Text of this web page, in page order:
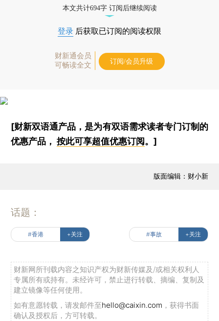
本文共计694字 订阅后继续阅读
登录 后获取已订阅的阅读权限
财新通会员
可畅读全文
订阅/会员升级
[财新双语通产品，是为有双语需求读者专门订制的
优惠产品，按此可享超值优惠订阅 。]
版面编辑：财小新
话题：
#香港 +关注 #事故 +关注
财新网所刊载内容之知识产权为财新传媒及/或相关权利人
专属所有或持有。未经许可，禁止进行转载、摘编、复制及
建立镜像等任何使用。
如有意愿转载，请发邮件至hello@caixin.com ，获得书面
确认及授权后，方可转载。